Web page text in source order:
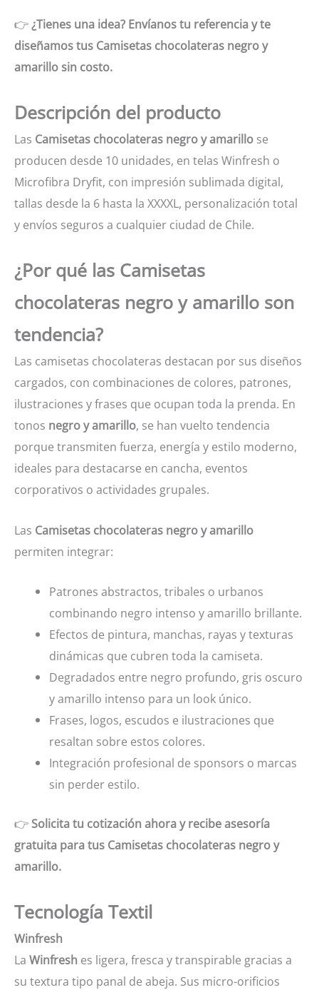
👉¿Tienes una idea? Envíanos tu referencia y te
diseñamos tus Camisetas chocolateras negro y
amarillo sin costo.
Descripción del producto
Las Camisetas chocolateras negro y amarillo se
producen desde 10 unidades, en telas Winfresh o
Microfibra Dryfit, con impresión sublimada digital,
tallas desde la 6 hasta la XXXXL, personalización total
y envíos seguros a cualquier ciudad de Chile.
¿Por qué las Camisetas
chocolateras negro y amarillo son
tendencia?
Las camisetas chocolateras destacan por sus diseños
cargados, con combinaciones de colores, patrones,
ilustraciones y frases que ocupan toda la prenda. En
tonos negro y amarillo, se han vuelto tendencia
porque transmiten fuerza, energía y estilo moderno,
ideales para destacarse en cancha, eventos
corporativos o actividades grupales.
Las Camisetas chocolateras negro y amarillo
permiten integrar:
Patrones abstractos, tribales o urbanos
combinando negro intenso y amarillo brillante.
Efectos de pintura, manchas, rayas y texturas
dinámicas que cubren toda la camiseta.
Degradados entre negro profundo, gris oscuro
y amarillo intenso para un look único.
Frases, logos, escudos e ilustraciones que
resaltan sobre estos colores.
Integración profesional de sponsors o marcas
sin perder estilo.
👉 Solicita tu cotización ahora y recibe asesoría
gratuita para tus Camisetas chocolateras negro y
amarillo.
Tecnología Textil
Winfresh
La Winfresh es ligera, fresca y transpirable gracias a
su textura tipo panal de abeja. Sus micro-orificios